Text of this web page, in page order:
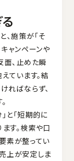
施策が「そ
ャンペーンや
、止めた瞬
ています。結
ればならず、
と「短期的に
す。検索や口
素が整ってい
上が安定しま